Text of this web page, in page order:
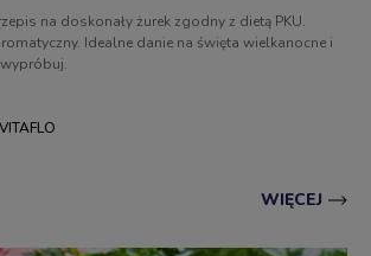
na doskonały żurek zgodny z dietą PKU.
Idealne danie na święta wielkanocne i
WIĘCEJ